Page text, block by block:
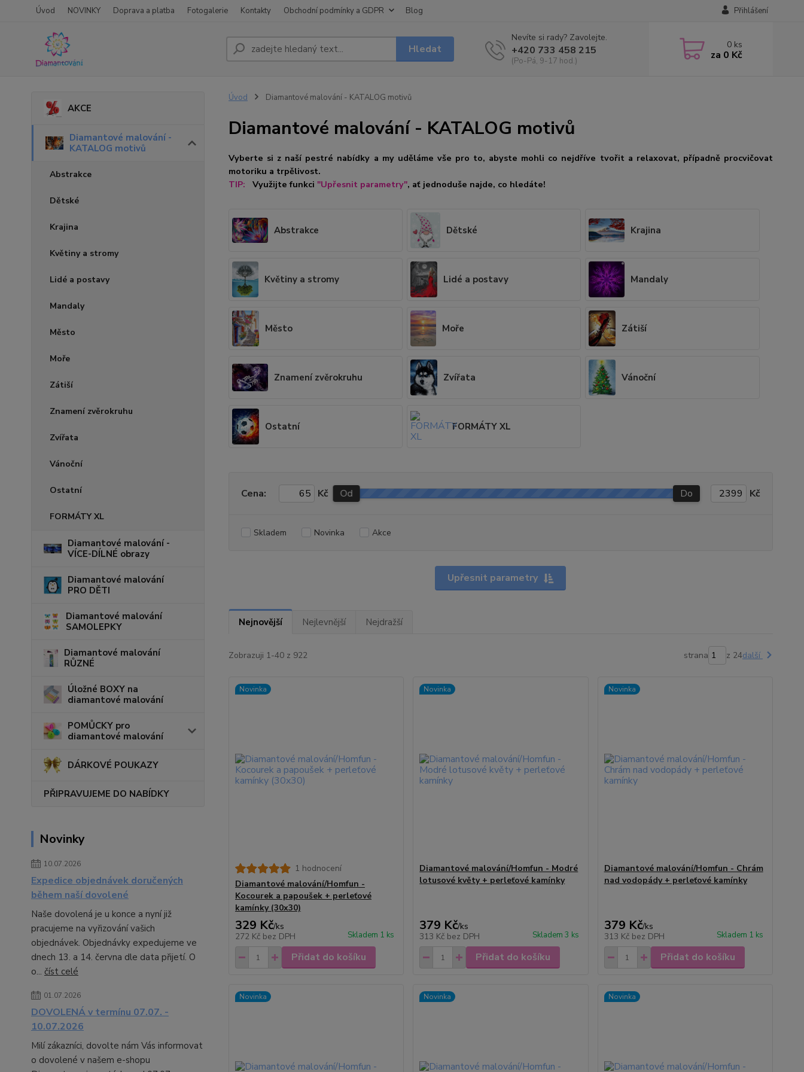
Úvod NOVINKY Doprava a platba Fotogalerie Kontakty Obchodní podmínky a GDPR Blog Přihlášení
Hledat
Nevíte si rady? Zavolejte.
+420 733 458 215
(Po-Pá, 9-17 hod.)
0 ks
za 0 Kč
AKCE
Diamantové malování -
KATALOG motivů
Abstrakce
Dětské
Krajina
Květiny a stromy
Lidé a postavy
Mandaly
Město
Moře
Zátiší
Znamení zvěrokruhu
Zvířata
Vánoční
Ostatní
FORMÁTY XL
Diamantové malování -
VÍCE-DÍLNÉ obrazy
Diamantové malování
PRO DĚTI
Diamantové malování
SAMOLEPKY
Diamantové malování
RŮZNÉ
Úložné BOXY na
diamantové malování
POMŮCKY pro
diamantové malování
DÁRKOVÉ POUKAZY
PŘIPRAVUJEME DO NABÍDKY
Novinky
10.07.2026
Expedice objednávek doručených
během naší dovolené
Naše dovolená je u konce a nyní již
pracujeme na vyřizování vašich
objednávek. Objednávky expedujeme ve
dnech 13. a 14. června dle data přijetí. O
o... číst celé
01.07.2026
DOVOLENÁ v termínu 07.07. -
10.07.2026
Milí zákazníci, dovolte nám Vás informovat
o dovolené v našem e-shopu
Úvod Diamantové malování - KATALOG motivů
Diamantové malování - KATALOG motivů
Vyberte si z naší pestré nabídky a my uděláme vše pro to, abyste mohli co nejdříve tvořit a relaxovat, případně procvičovat
motoriku a trpělivost.
TIP:
Využijte funkci "Upřesnit parametry", ať jednoduše najde, co hledáte!
Abstrakce Dětské Krajina
Květiny a stromy Lidé a postavy Mandaly
Město Moře Zátiší
Znamení zvěrokruhu Zvířata Vánoční
Ostatní FORMÁTY XL
Upřesnit parametry
Cena: Kč Od Do Kč
Skladem Novinka Akce
Nejnovější Nejlevnější Nejdražší
Zobrazuji 1-40 z 922 strana z 24další
Novinka
1 hodnocení
Diamantové malování/Homfun -
Kocourek a papoušek + perleťové
kamínky (30x30)
329 Kč/ks
272 Kč bez DPH Skladem 1 ks
Přidat do košíku
Novinka
Diamantové malování/Homfun - Modré
lotusové květy + perleťové kamínky
379 Kč/ks
313 Kč bez DPH Skladem 3 ks
Přidat do košíku
Novinka
Diamantové malování/Homfun - Chrám
nad vodopády + perleťové kamínky
379 Kč/ks
313 Kč bez DPH Skladem 1 ks
Přidat do košíku
Novinka Novinka Novinka